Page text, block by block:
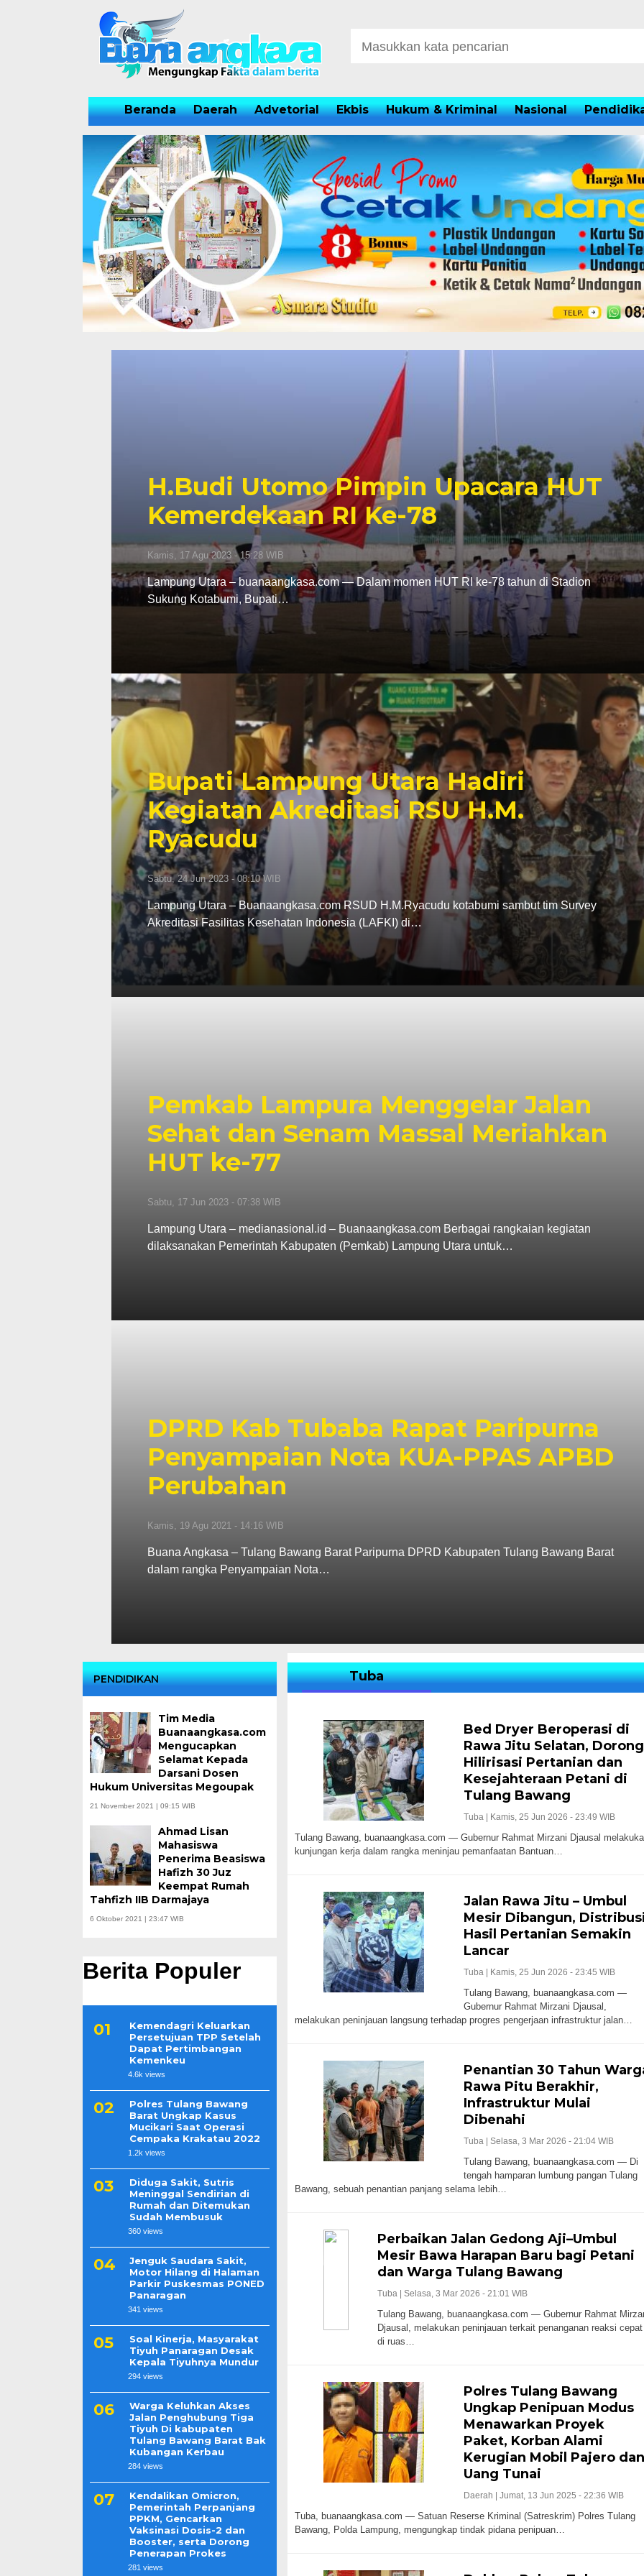
Beranda Daerah Advetorial Ekbis Hukum & Kriminal Nasional
H.Budi Utomo Pimpin Upacara HUT
Kemerdekaan RI Ke-78
Kamis, 17 Agu 2023 - 15:28 WIB
Lampung Utara – buanaangkasa.com — Dalam momen HUT RI ke-78 tahun di Stadion
Sukung Kotabumi, Bupati…
Bupati Lampung Utara Hadiri
Kegiatan Akreditasi RSU H.M.
Ryacudu
Sabtu, 24 Jun 2023 - 08:10 WIB
Lampung Utara – Buanaangkasa.com RSUD H.M.Ryacudu kotabumi sambut tim Survey
Akreditasi Fasilitas Kesehatan Indonesia (LAFKI) di…
Pemkab Lampura Menggelar Jalan
Sehat dan Senam Massal Meriahkan
HUT ke-77
Sabtu, 17 Jun 2023 - 07:38 WIB
Lampung Utara – medianasional.id – Buanaangkasa.com Berbagai rangkaian kegiatan
dilaksanakan Pemerintah Kabupaten (Pemkab) Lampung Utara untuk…
DPRD Kab Tubaba Rapat Paripurna
Penyampaian Nota KUA-PPAS APBD
Perubahan
Kamis, 19 Agu 2021 - 14:16 WIB
Buana Angkasa – Tulang Bawang Barat Paripurna DPRD Kabupaten Tulang Bawang Barat
dalam rangka Penyampaian Nota…
PENDIDIKAN
Tim Media
Buanaangkasa.com
Mengucapkan
Selamat Kepada
Darsani Dosen
Hukum Universitas Megoupak
21 November 2021 | 09:15 WIB
Ahmad Lisan
Mahasiswa
Penerima Beasiswa
Hafizh 30 Juz
Keempat Rumah
Tahfizh IIB Darmajaya
6 Oktober 2021 | 23:47 WIB
Berita Populer
Kemendagri Keluarkan
Persetujuan TPP Setelah
Dapat Pertimbangan
Kemenkeu
4.6k views
Polres Tulang Bawang
Barat Ungkap Kasus
Mucikari Saat Operasi
Cempaka Krakatau 2022
1.2k views
Diduga Sakit, Sutris
Meninggal Sendirian di
Rumah dan Ditemukan
Sudah Membusuk
360 views
Jenguk Saudara Sakit,
Motor Hilang di Halaman
Parkir Puskesmas PONED
Panaragan
341 views
Soal Kinerja, Masyarakat
Tiyuh Panaragan Desak
Kepala Tiyuhnya Mundur
294 views
Warga Keluhkan Akses
Jalan Penghubung Tiga
Tiyuh Di kabupaten
Tulang Bawang Barat Bak
Kubangan Kerbau
284 views
Kendalikan Omicron,
Pemerintah Perpanjang
PPKM, Gencarkan
Vaksinasi Dosis-2 dan
Booster, serta Dorong
Penerapan Prokes
281 views
Tuba
Bed Dryer Beroperasi di
Rawa Jitu Selatan, Dorong
Hilirisasi Pertanian dan
Kesejahteraan Petani di
Tulang Bawang
Tuba | Kamis, 25 Jun 2026 - 23:49 WIB
Tulang Bawang, buanaangkasa.com — Gubernur Rahmat Mirzani Djausal
kunjungan kerja dalam rangka meninjau pemanfaatan Bantuan…
Jalan Rawa Jitu – Umbul
Mesir Dibangun,
Hasil Pertanian Semakin
Lancar
Tuba | Kamis, 25 Jun 2026 - 23:45 WIB
Tulang Bawang, buanaangkasa.com —
Gubernur Rahmat Mirzani Djausal,
melakukan peninjauan langsung terhadap progres pengerjaan infrastruktur jalan…
Penantian 30 Tahun
Rawa Pitu Berakhir,
Infrastruktur Mulai
Dibenahi
Tuba | Selasa, 3 Mar 2026 - 21:04 WIB
Tulang Bawang, buanaangkasa.com — Di
tengah hamparan lumbung pangan Tulang
Bawang, sebuah penantian panjang selama lebih…
Perbaikan Jalan Gedong Aji–Umbul
Mesir Bawa Harapan Baru bagi Petani
dan Warga Tulang Bawang
Tuba | Selasa, 3 Mar 2026 - 21:01 WIB
Tulang Bawang, buanaangkasa.com — Gubernur Rahmat
Djausal, melakukan peninjauan terkait penanganan reaksi cepat
di ruas…
Polres Tulang Bawang
Ungkap Penipuan Modus
Menawarkan Proyek
Paket, Korban Alami
Kerugian Mobil Pajero dan
Uang Tunai
Daerah | Jumat, 13 Jun 2025 - 22:36 WIB
Tuba, buanaangkasa.com — Satuan Reserse Kriminal (Satreskrim) Polres Tulang
Bawang, Polda Lampung, mengungkap tindak pidana penipuan…